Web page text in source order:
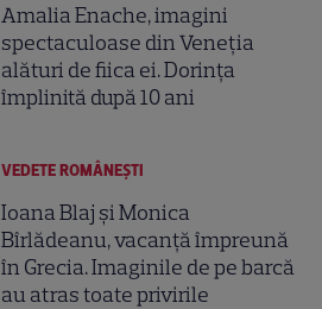
Amalia Enache, imagini
spectaculoase din Veneția
alături de fiica ei. Dorința
împlinită după 10 ani
VEDETE ROMÂNEŞTI
Ioana Blaj și Monica
Bîrlădeanu, vacanță împreună
în Grecia. Imaginile de pe barcă
au atras toate privirile